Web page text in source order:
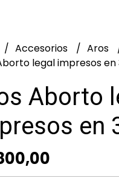
Accesorios
Aros
legal impresos en
Aborto
en